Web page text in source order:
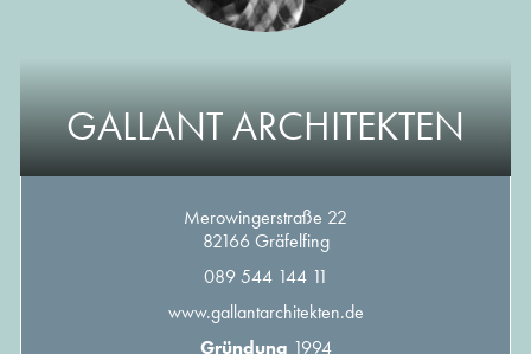
GALLANT ARCHITEKTEN
Merowingerstraße 22
82166 Gräfelfing
089 544 144 11
www.gallantarchitekten.de
Gründung 1994